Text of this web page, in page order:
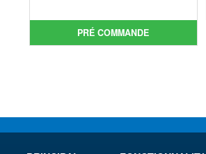
initial
était :
prix
actuel
PRÉ COMMANDE